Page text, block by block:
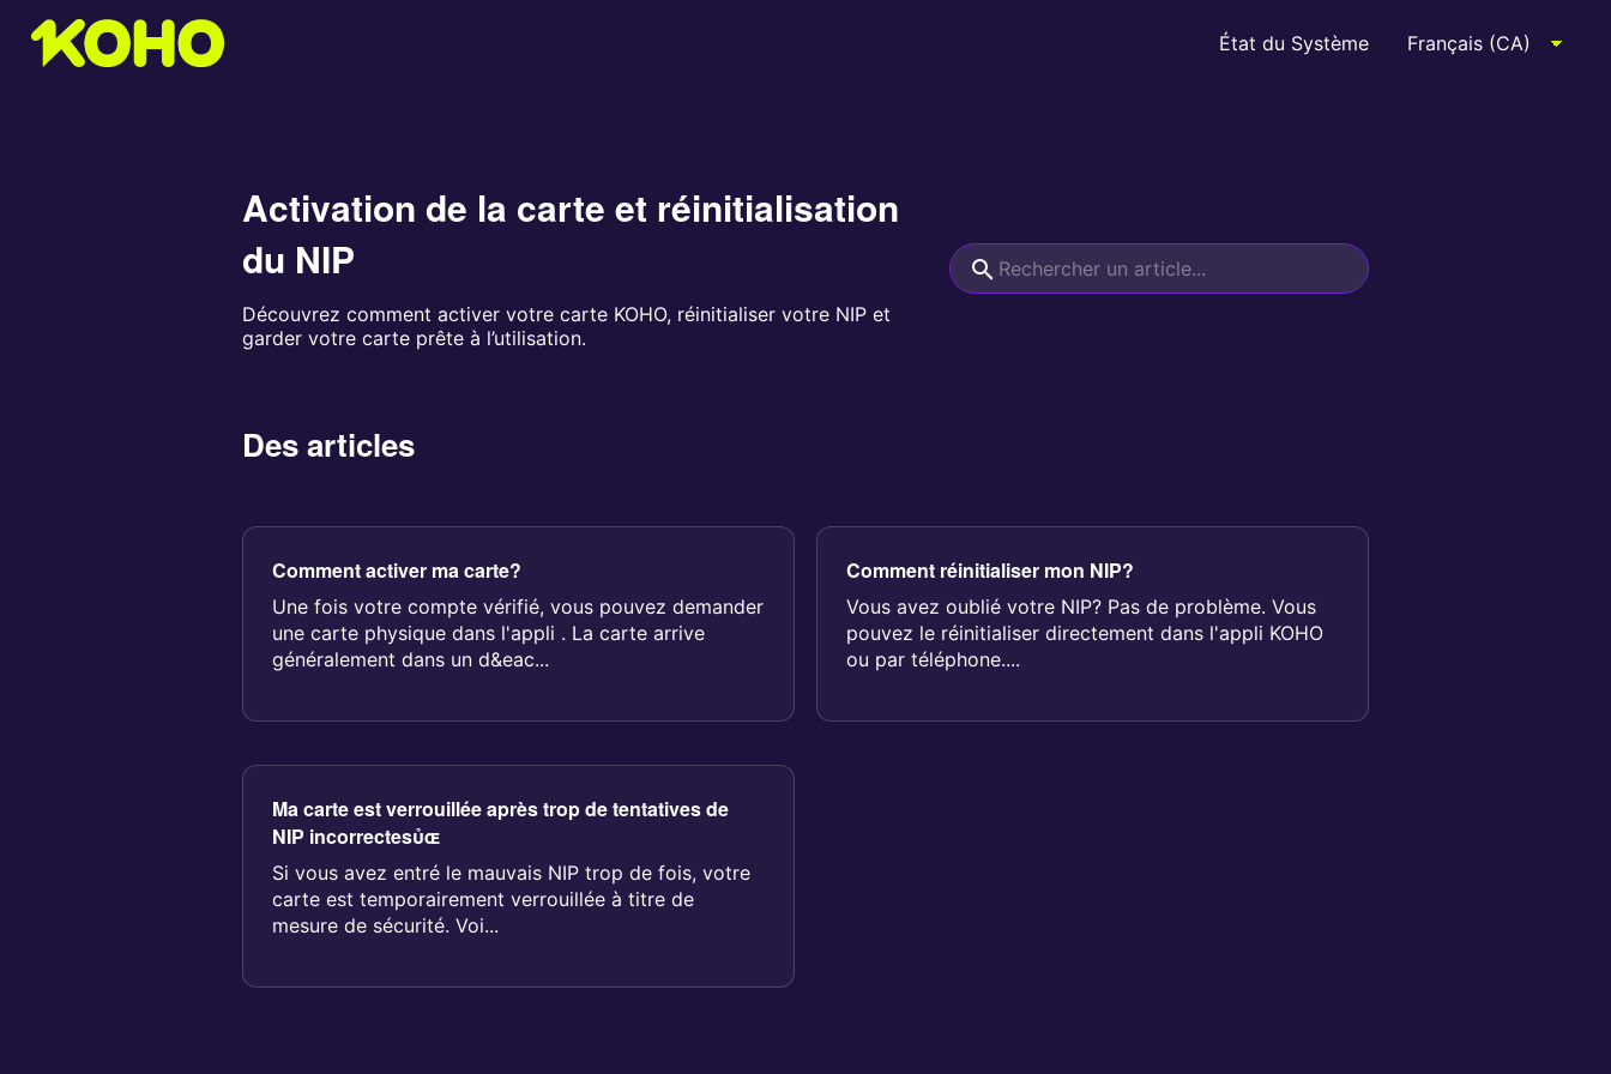
État du Système
Activation de la carte et réinitialisation
du NIP
Découvrez comment activer votre carte KOHO, réinitialiser votre NIP et
garder votre carte prête à l’utilisation.
Des articles
Comment activer ma carte?
Une fois votre compte vérifié, vous pouvez demander
une carte physique dans l'appli . La carte arrive
généralement dans un d&eac...
Comment réinitialiser mon NIP?
Vous avez oublié votre NIP? Pas de problème. Vous
pouvez le réinitialiser directement dans l'appli KOHO
ou par téléphone....
Ma carte est verrouillée après trop de tentatives de
NIP incorrectes
Si vous avez entré le mauvais NIP trop de fois, votre
carte est temporairement verrouillée à titre de
mesure de sécurité. Voi...